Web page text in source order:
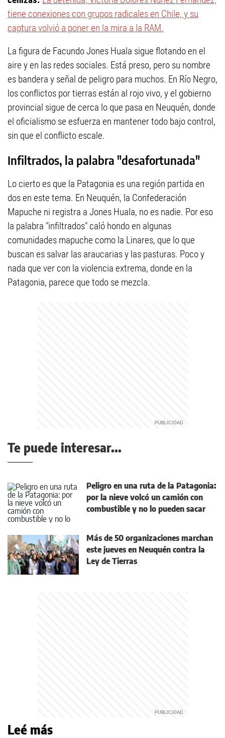
tiene conexiones con grupos radicales en Chile, y su
captura volvió a poner en la mira a la RAM.
La figura de Facundo Jones Huala sigue flotando en el
aire y en las redes sociales. Está preso, pero su nombre
es bandera y señal de peligro para muchos. En Río Negro,
los conflictos por tierras están al rojo vivo, y el gobierno
provincial sigue de cerca lo que pasa en Neuquén, donde
el oficialismo se esfuerza en mantener todo bajo control,
sin que el conflicto escale.
Infiltrados, la palabra "desafortunada"
Lo cierto es que la Patagonia es una región partida en
dos en este tema. En Neuquén, la Confederación
Mapuche ni registra a Jones Huala, no es nadie. Por eso
la palabra "infiltrados" caló hondo en algunas
comunidades mapuche como la Linares, que lo que
buscan es salvar las araucarias y las pasturas. Poco y
nada que ver con la violencia extrema, donde en la
Patagonia, parece que todo se mezcla.
Te puede interesar...
Peligro en una ruta de la Patagonia:
por la nieve volcó un camión con
combustible y no lo pueden sacar
Más de 50 organizaciones marchan
este jueves en Neuquén contra la
Ley de Tierras
Leé más